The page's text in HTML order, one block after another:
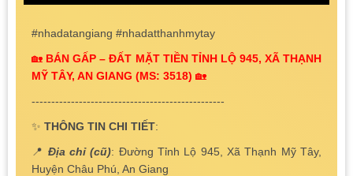
#nhadatangiang #nhadatthanhmytay
🏡 BÁN GẤP – ĐẤT MẶT TIỀN TỈNH LỘ 945, XÃ THẠNH
MỸ TÂY, AN GIANG (MS: 3518) 🏡
-------------------------------------------------
✨ THÔNG TIN CHI TIẾT:
📍 Địa chỉ (cũ): Đường Tỉnh Lộ 945, Xã Thạnh Mỹ Tây,
Huyện Châu Phú, An Giang